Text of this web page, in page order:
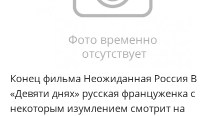
Конец фильма Неожиданная Россия В
«Девяти днях» русская француженка с
некоторым изумлением смотрит на